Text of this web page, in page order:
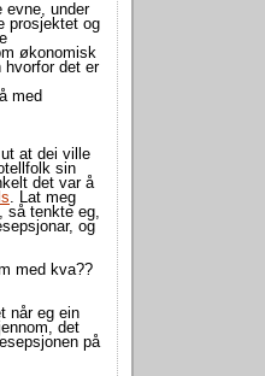
evne, under
prosjektet og
økonomisk
hvorfor det er
med
at dei ville
sin
det var å
. Lat meg
så tenkte eg,
og
med kva??
når eg ein
det
på